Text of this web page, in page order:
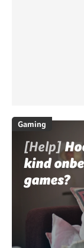
Gaming
[Help]
kind
games?